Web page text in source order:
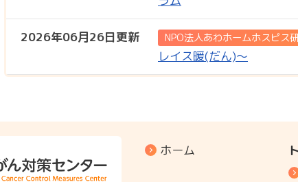
2026年06月26日更新 NPO法人あわホームホスピス
レイス暖(だん)～
ホーム